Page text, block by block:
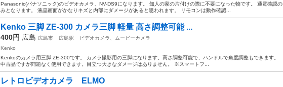
Panasonic(パナソニック)のビデオカメラ、NV-DS9になります。 知人の家の片付けの際に不要になった物です。 通電確認の
みとなります。 液晶画面がかなりキズと内部にダメージがあると思われます。 リモコンは動作確認...
Kenko 三脚 ZE-300 カメラ三脚 軽量 高さ調整可能 ...
400円 広島 広島市 広島駅
ビデオカメラ、ムービーカメラ
Kenko
Kenkoのカメラ用三脚 ZE-300です。 カメラ撮影用の三脚になります。高さ調整可能で、ハンドルで角度調整もできます。
中古品ですが問題なく使用できます。目立つ大きなダメージはありません。 ※スマートフ...
レトロビデオカメラ ELMO